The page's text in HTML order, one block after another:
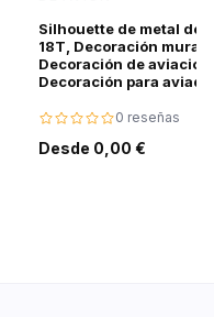
Silhouette de metal del
18T, Decoración mural
Decoración de aviación,
Decoración para
0 reseñas
Desde 0,00 €